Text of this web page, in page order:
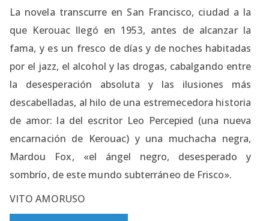
La novela transcurre en San Francisco, ciudad a la
que Kerouac llegó en 1953, antes de alcanzar la
fama, y es un fresco de días y de noches habitadas
por el jazz, el alcohol y las drogas, cabalgando entre
la desesperación absoluta y las ilusiones más
descabelladas, al hilo de una estremecedora historia
de amor: la del escritor Leo Percepied (una nueva
encarnación de Kerouac) y una muchacha negra,
Mardou Fox, «el ángel negro, desesperado y
sombrío, de este mundo subterráneo de Frisco».
VITO AMORUSO